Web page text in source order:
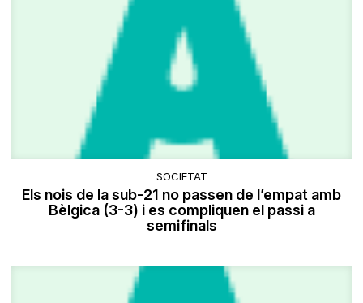
SOCIETAT
Els nois de la sub-21 no passen de l’empat amb
Bèlgica (3-3) i es compliquen el passi a
semifinals